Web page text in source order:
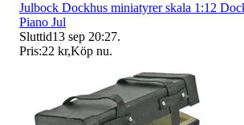
Julbock Dockhus miniatyrer skala 1:12
Piano Jul
Sluttid13 sep 20:27.
Pris:22 kr,Köp nu.